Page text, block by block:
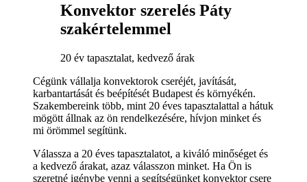
Konvektor szerelés Páty
szakértelemmel
20 év tapasztalat, kedvező árak
Cégünk vállalja konvektorok cseréjét, javítását,
karbantartását és beépítését Budapest és környékén.
Szakembereink több, mint 20 éves tapasztalattal a hátuk
mögött állnak az ön rendelkezésére, hívjon minket és
mi örömmel segítünk.
Válassza a 20 éves tapasztalatot, a kiváló minőséget és
a kedvező árakat, azaz válasszon minket. Ha Ön is
szeretné igénybe venni a segítségünket konvektor csere